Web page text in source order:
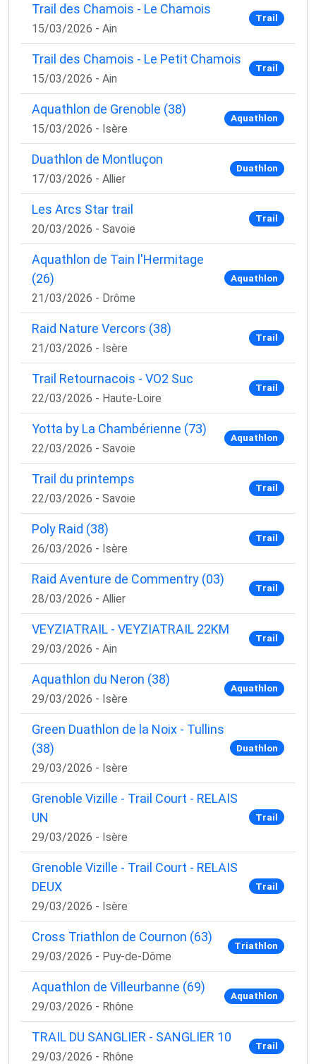
Trail des Chamois - Le Chamois
15/03/2026 - Ain
Trail
Trail des Chamois - Le Petit Chamois
15/03/2026 - Ain
Trail
Aquathlon de Grenoble (38)
15/03/2026 - Isère
Aquathlon
Duathlon de Montluçon
17/03/2026 - Allier
Duathlon
Les Arcs Star trail
20/03/2026 - Savoie
Trail
Aquathlon de Tain l'Hermitage
(26)
21/03/2026 - Drôme
Aquathlon
Raid Nature Vercors (38)
21/03/2026 - Isère
Trail
Trail Retournacois - VO2 Suc
22/03/2026 - Haute-Loire
Trail
Yotta by La Chambérienne (73)
22/03/2026 - Savoie
Aquathlon
Trail du printemps
22/03/2026 - Savoie
Trail
Poly Raid (38)
26/03/2026 - Isère
Trail
Raid Aventure de Commentry (03)
28/03/2026 - Allier
Trail
VEYZIATRAIL - VEYZIATRAIL 22KM
29/03/2026 - Ain
Trail
Aquathlon du Neron (38)
29/03/2026 - Isère
Aquathlon
Green Duathlon de la Noix - Tullins
(38)
29/03/2026 - Isère
Duathlon
Grenoble Vizille - Trail Court - RELAIS
UN
29/03/2026 - Isère
Trail
Grenoble Vizille - Trail Court - RELAIS
DEUX
29/03/2026 - Isère
Trail
Cross Triathlon de Cournon (63)
29/03/2026 - Puy-de-Dôme
Triathlon
Aquathlon de Villeurbanne (69)
29/03/2026 - Rhône
Aquathlon
TRAIL DU SANGLIER - SANGLIER 10
29/03/2026 - Rhône
Trail